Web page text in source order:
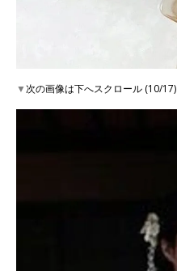
▼次の画像は下へスクロール (10/17)